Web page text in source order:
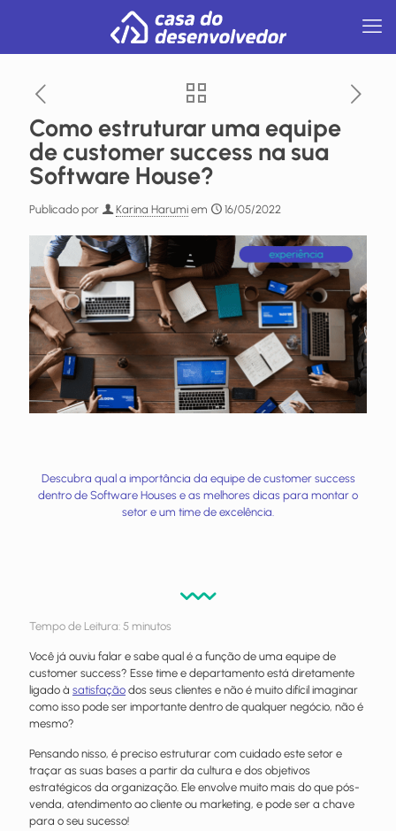
Como estruturar uma equipe
de customer success na sua
Software House?
Publicado por Karina Harumi em 16/05/2022
Descubra qual a importância da equipe de customer success
dentro de Software Houses e as melhores dicas para montar o
setor e um time de excelência.
Tempo de Leitura: 5 minutos
Você já ouviu falar e sabe qual é a função de uma equipe de
customer success? Esse time e departamento está diretamente
ligado à satisfação dos seus clientes e não é muito difícil imaginar
como isso pode ser importante dentro de qualquer negócio, não é
mesmo?
Pensando nisso, é preciso estruturar com cuidado este setor e
traçar as suas bases a partir da cultura e dos objetivos
estratégicos da organização. Ele envolve muito mais do que pós-
venda, atendimento ao cliente ou marketing, e pode ser a chave
para o seu sucesso!